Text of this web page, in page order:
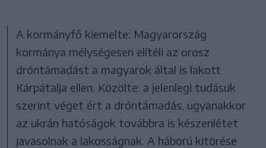
A kormányfő kiemelte: Magyarország
kormánya mélységesen elítéli az orosz
dróntámadást a magyarok által is lakott
Kárpátalja ellen. Közölte: a jelenlegi tudásuk
szerint véget ért a dróntámadás, ugyanakkor
az ukrán hatóságok továbbra is készenlétet
javasolnak a lakosságnak. A háború kitörése